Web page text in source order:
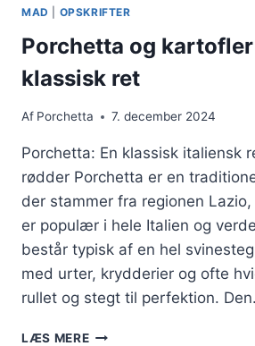
MAD OPSKRIFTER
Porchetta og
klassisk ret
Af Porchetta 7. december 2024
Porchetta: En klassisk italiensk
rødder Porchetta er en
der stammer fra regionen
er populær i hele Italien og
består typisk af en hel
med urter, krydderier og ofte
rullet og stegt til perfektion.
LÆS MEREPORCHETTA